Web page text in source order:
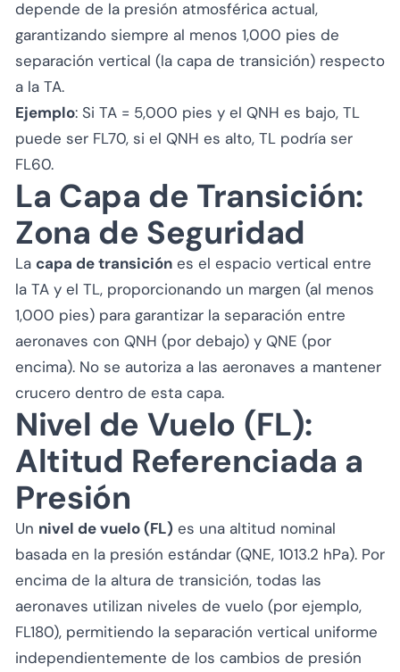
depende de la presión atmosférica actual,
garantizando siempre al menos 1,000 pies de
separación vertical (la capa de transición) respecto
a la TA.
Ejemplo: Si TA = 5,000 pies y el QNH es bajo, TL
puede ser FL70, si el QNH es alto, TL podría ser
FL60.
La Capa de Transición:
Zona de Seguridad
La capa de transición es el espacio vertical entre
la TA y el TL, proporcionando un margen (al menos
1,000 pies) para garantizar la separación entre
aeronaves con QNH (por debajo) y QNE (por
encima). No se autoriza a las aeronaves a mantener
crucero dentro de esta capa.
Nivel de Vuelo (FL):
Altitud Referenciada a
Presión
Un nivel de vuelo (FL) es una altitud nominal
basada en la presión estándar (QNE, 1013.2 hPa). Por
encima de la altura de transición, todas las
aeronaves utilizan niveles de vuelo (por ejemplo,
FL180), permitiendo la separación vertical uniforme
independientemente de los cambios de presión